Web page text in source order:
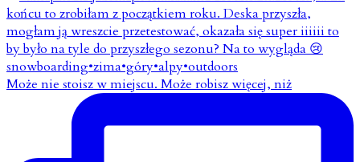
Może nie stoisz w miejscu. Może robisz więcej, niż